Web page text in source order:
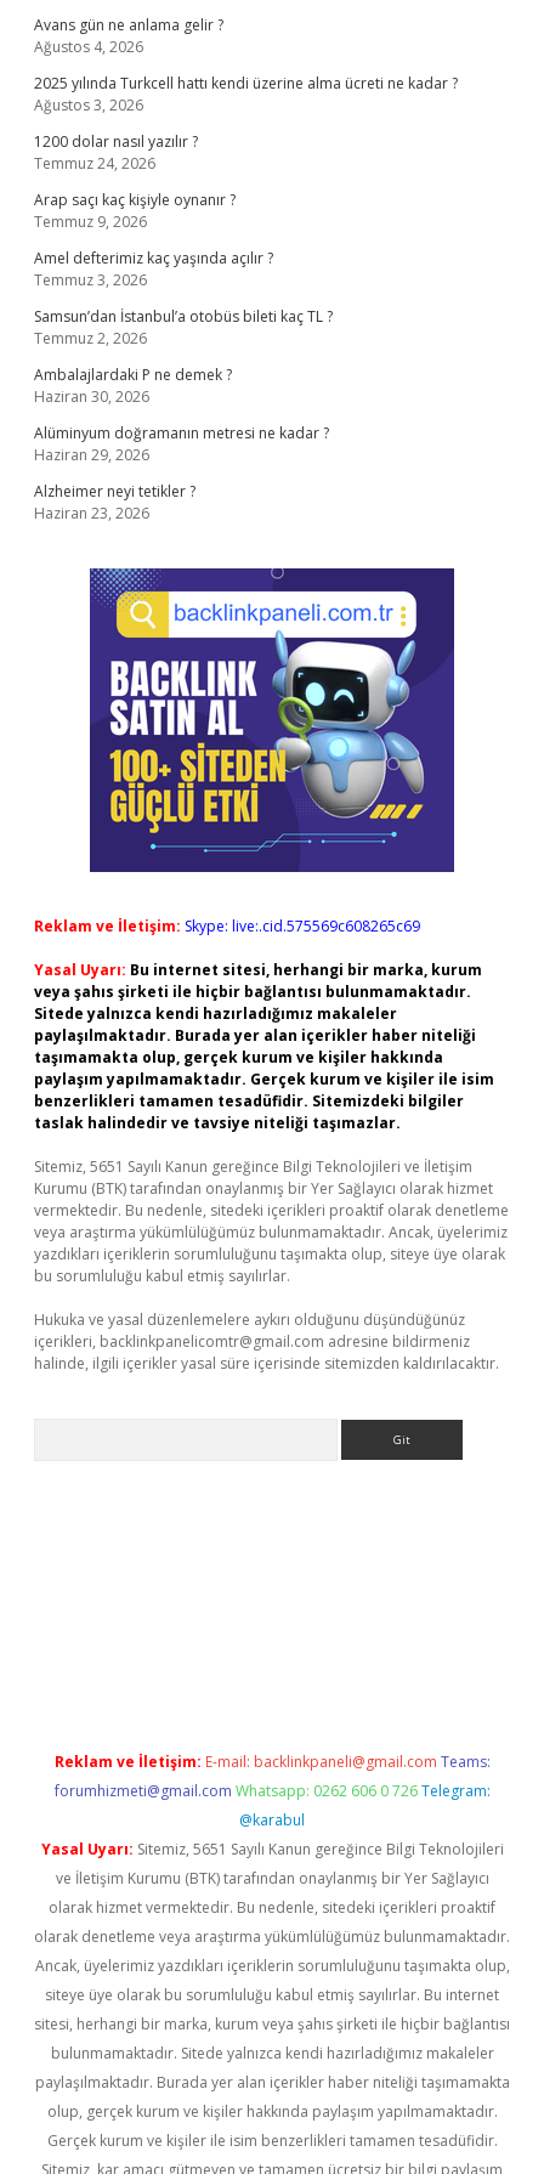
Avans gün ne anlama gelir ?
Ağustos 4, 2026
2025 yılında Turkcell hattı kendi üzerine alma ücreti ne kadar ?
Ağustos 3, 2026
1200 dolar nasıl yazılır ?
Temmuz 24, 2026
Arap saçı kaç kişiyle oynanır ?
Temmuz 9, 2026
Amel defterimiz kaç yaşında açılır ?
Temmuz 3, 2026
Samsun’dan İstanbul’a otobüs bileti kaç TL ?
Temmuz 2, 2026
Ambalajlardaki P ne demek ?
Haziran 30, 2026
Alüminyum doğramanın metresi ne kadar ?
Haziran 29, 2026
Alzheimer neyi tetikler ?
Haziran 23, 2026
Reklam ve İletişim: Skype: live:.cid.575569c608265c69
Yasal Uyarı: Bu internet sitesi, herhangi bir marka, kurum
veya şahıs şirketi ile hiçbir bağlantısı bulunmamaktadır.
Sitede yalnızca kendi hazırladığımız makaleler
paylaşılmaktadır. Burada yer alan içerikler haber niteliği
taşımamakta olup, gerçek kurum ve kişiler hakkında
paylaşım yapılmamaktadır. Gerçek kurum ve kişiler ile isim
benzerlikleri tamamen tesadüfidir. Sitemizdeki bilgiler
taslak halindedir ve tavsiye niteliği taşımazlar.
Sitemiz, 5651 Sayılı Kanun gereğince Bilgi Teknolojileri ve İletişim
Kurumu (BTK) tarafından onaylanmış bir Yer Sağlayıcı olarak hizmet
vermektedir. Bu nedenle, sitedeki içerikleri proaktif olarak denetleme
veya araştırma yükümlülüğümüz bulunmamaktadır. Ancak, üyelerimiz
yazdıkları içeriklerin sorumluluğunu taşımakta olup, siteye üye olarak
bu sorumluluğu kabul etmiş sayılırlar.
Hukuka ve yasal düzenlemelere aykırı olduğunu düşündüğünüz
içerikleri, backlinkpanelicomtr@gmail.com adresine bildirmeniz
halinde, ilgili içerikler yasal süre içerisinde sitemizden kaldırılacaktır.
Reklam ve İletişim: E-mail: backlinkpaneli@gmail.com Teams:
forumhizmeti@gmail.com Whatsapp: 0262 606 0 726 Telegram:
@karabul
Yasal Uyarı: Sitemiz, 5651 Sayılı Kanun gereğince Bilgi Teknolojileri
ve İletişim Kurumu (BTK) tarafından onaylanmış bir Yer Sağlayıcı
olarak hizmet vermektedir. Bu nedenle, sitedeki içerikleri proaktif
olarak denetleme veya araştırma yükümlülüğümüz bulunmamaktadır.
Ancak, üyelerimiz yazdıkları içeriklerin sorumluluğunu taşımakta olup,
siteye üye olarak bu sorumluluğu kabul etmiş sayılırlar. Bu internet
sitesi, herhangi bir marka, kurum veya şahıs şirketi ile hiçbir bağlantısı
bulunmamaktadır. Sitede yalnızca kendi hazırladığımız makaleler
paylaşılmaktadır. Burada yer alan içerikler haber niteliği taşımamakta
olup, gerçek kurum ve kişiler hakkında paylaşım yapılmamaktadır.
Gerçek kurum ve kişiler ile isim benzerlikleri tamamen tesadüfidir.
Sitemiz, kar amacı gütmeyen ve tamamen ücretsiz bir bilgi paylaşım